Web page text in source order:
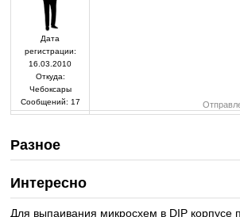
Дата
регистрации:
16.03.2010
Откуда:
Чебоксары
Сообщений: 17
Разное
Интересно
Для выпаивания микросхем в DIP корпусе